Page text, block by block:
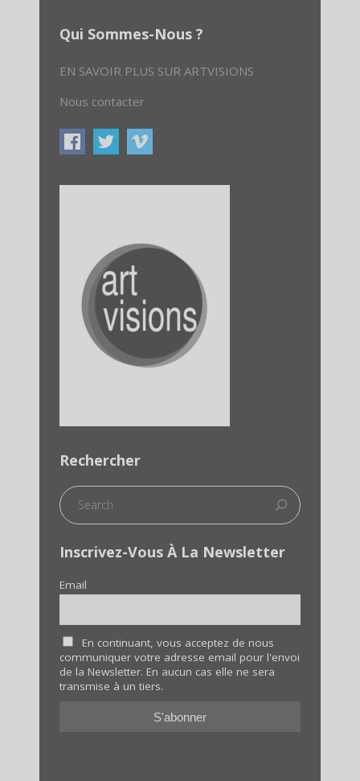
Qui Sommes-Nous ?
EN SAVOIR PLUS SUR ARTVISIONS
Nous contacter
Rechercher
Inscrivez-Vous À La Newsletter
Email
En continuant, vous acceptez de nous
communiquer votre adresse email pour l'envoi
de la Newsletter. En aucun cas elle ne sera
transmise à un tiers.